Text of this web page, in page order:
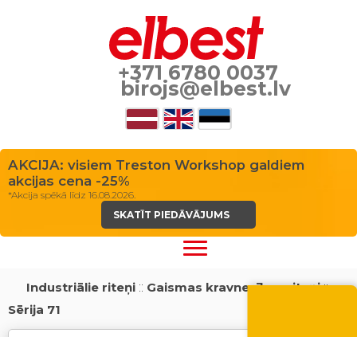
Vasara nāk ar
+371 6780 0037
birojs@elbest.lv
AKCIJA: visiem Treston Workshop galdiem
akcijas cena -25%
*Akcija spēkā līdz 16.08.2026.
SKATĪT PIEDĀVĀJUMS
Industriālie riteņi:: Gaismas kravnesības riteņi::
Sērija 71